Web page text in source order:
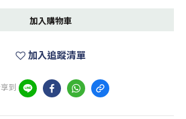
加入購物車
加入追蹤清單
到